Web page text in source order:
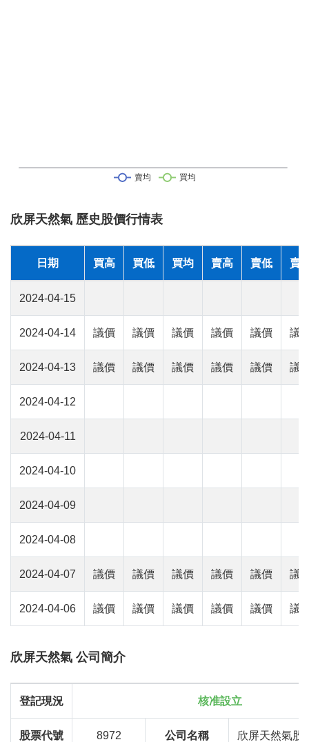
欣屏天然氣 歷史股價行情表
日期 買高 買低 買均 賣高 賣低 賣
2024-04-15
2024-04-14 議價 議價 議價 議價 議價 議
2024-04-13 議價 議價 議價 議價 議價 議
2024-04-12
2024-04-11
2024-04-10
2024-04-09
2024-04-08
2024-04-07 議價 議價 議價 議價 議價 議
2024-04-06 議價 議價 議價 議價 議價 議
欣屏天然氣 公司簡介
登記現況 核准設立
股票代號 8972 公司名稱 欣屏天然氣股